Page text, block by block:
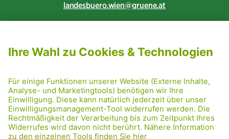
landesbuero.wien
gruene.at
PRESSE
GRÜNE RADRETTUNG
FRIDAY NIGHTSKATING
NETIQUETTE